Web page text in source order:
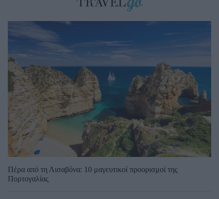
Πέρα από τη Λισαβόνα: 10 μαγευτικοί προορισμοί της
Πορτογαλίας